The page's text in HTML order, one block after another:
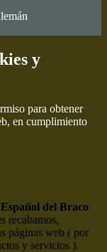
y
para obtener
en cumplimiento
del Braco
recabamos,
páginas web ( por
y servicios ).